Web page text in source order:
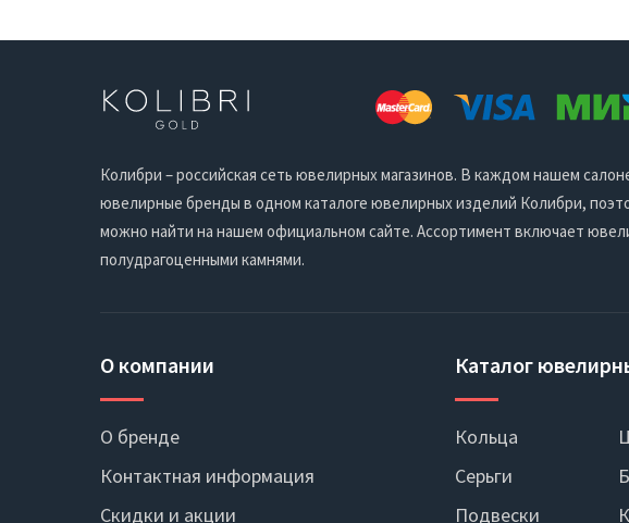
Колибри – российская сеть ювелирных магазинов. В каждом нашем
ювелирные бренды в одном каталоге ювелирных изделий Колибри,
можно найти на нашем официальном сайте. Ассортимент включает
полудрагоценными камнями.
О компании
О бренде
Контактная информация
Скидки и акции
Каталог
Кольца
Серьги
Подвески